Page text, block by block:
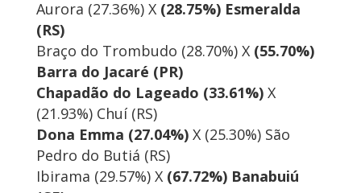
Aurora (27.36%) X (28.75%) Esmeralda
(RS)
Braço do Trombudo (28.70%) X (55.70%)
Barra do Jacaré (PR)
Chapadão do Lageado (33.61%) X
(21.93%) Chuí (RS)
Dona Emma (27.04%) X (25.30%) São
Pedro do Butiá (RS)
Ibirama (29.57%) X (67.72%) Banabuiú